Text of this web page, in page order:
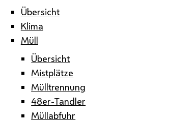
Übersicht
Klima
Müll
Übersicht
Mistplätze
Mülltrennung
48er-Tandler
Müllabfuhr